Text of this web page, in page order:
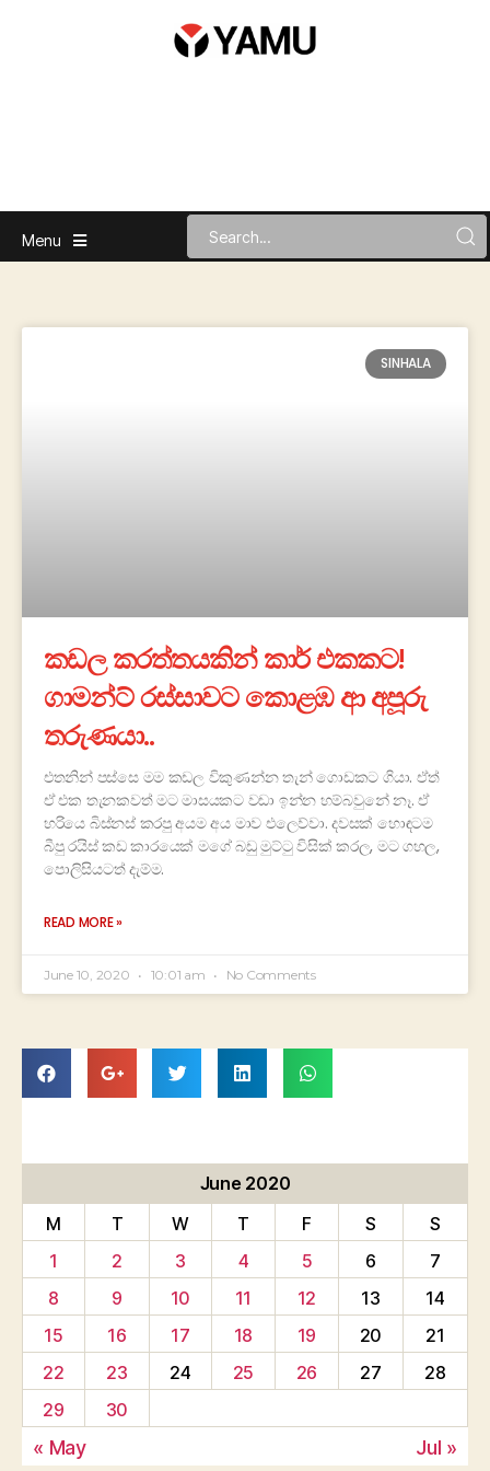
Menu
SINHALA
කඩල කරත්තයකින් කාර් එකකට!
ගාමන්ට් රස්සාවට කොළඹ ආ අපූරු
තරුණයා..
එතනින් පස්සෙ මම කඩල විකුණන්න තැන් ගොඩකට ගියා. ඒත්
ඒ එක තැනකවත් මට මාසයකට වඩා ඉන්න හම්බවුනේ නෑ. ඒ
හරියෙ බිස්නස් කරපු අයම අය මාව එලෙව්වා. දවසක් හොඳටම
බීපු රයිස් කඩ කාරයෙක් මගේ බඩු මුට්ටු විසික් කරල, මට ගහල,
පොලිසියටත් දැම්ම.
READ MORE »
June 10, 2020 10:01 am No Comments
June 2020
M
T W T F S
S
1
2 3 4 5 6
7
8
9 10 11 12 13
14
15
16 17 18 19 20
21
22
23 24 25 26 27
28
29
30
« May Jul »